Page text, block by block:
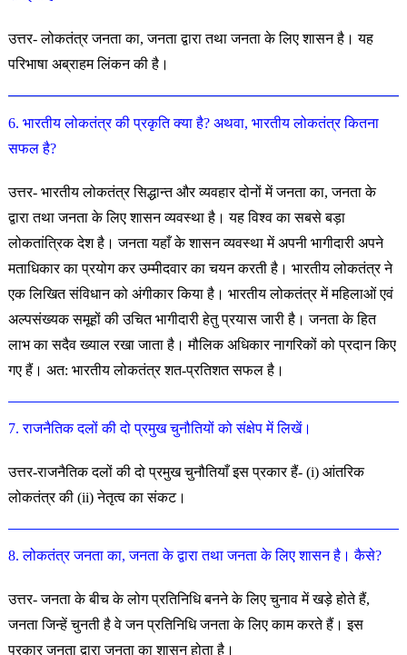
उत्तर- लोकतंत्र जनता का, जनता द्वारा तथा जनता के लिए शासन है। यह
परिभाषा अब्राहम लिंकन की है।
6. भारतीय लोकतंत्र की प्रकृति क्या है? अथवा, भारतीय लोकतंत्र कितना
सफल है?
उत्तर- भारतीय लोकतंत्र सिद्धान्त और व्यवहार दोनों में जनता का, जनता के
द्वारा तथा जनता के लिए शासन व्यवस्था है। यह विश्व का सबसे बड़ा
लोकतांत्रिक देश है। जनता यहाँ के शासन व्यवस्था में अपनी भागीदारी अपने
मताधिकार का प्रयोग कर उम्मीदवार का चयन करती है। भारतीय लोकतंत्र ने
एक लिखित संविधान को अंगीकार किया है। भारतीय लोकतंत्र में महिलाओं एवं
अल्पसंख्यक समूहों की उचित भागीदारी हेतु प्रयास जारी है। जनता के हित
लाभ का सदैव ख्याल रखा जाता है। मौलिक अधिकार नागरिकों को प्रदान किए
गए हैं। अत: भारतीय लोकतंत्र शत-प्रतिशत सफल है।
7. राजनैतिक दलों की दो प्रमुख चुनौतियों को संक्षेप में लिखें।
उत्तर-राजनैतिक दलों की दो प्रमुख चुनौतियाँ इस प्रकार हैं- (i) आंतरिक
लोकतंत्र की (ii) नेतृत्व का संकट।
8. लोकतंत्र जनता का, जनता के द्वारा तथा जनता के लिए शासन है। कैसे?
उत्तर- जनता के बीच के लोग प्रतिनिधि बनने के लिए चुनाव में खड़े होते हैं,
जनता जिन्हें चुनती है वे जन प्रतिनिधि जनता के लिए काम करते हैं। इस
प्रकार जनता द्वारा जनता का शासन होता है।